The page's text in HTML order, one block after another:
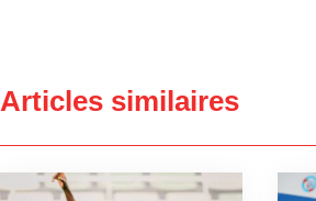
Articles similaires